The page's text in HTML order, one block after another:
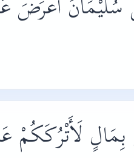
أَعْرَضَ
بِمَالٍ